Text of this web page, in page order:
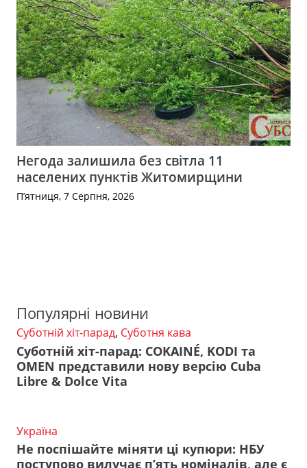
Негода залишила без світла 11
населених пунктів Житомирщини
П’ятниця, 7 Серпня, 2026
Популярні новини
Суботній хіт-парад, Суботня кава
Суботній хіт-парад: COKAINÉ, KODI та
OMEN представили нову версію Cuba
Libre & Dolce Vita
Україна
Не поспішайте міняти ці купюри: НБУ
поступово вилучає п’ять номіналів, але є